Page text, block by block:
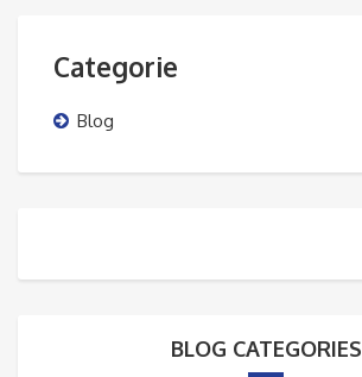
Categorie
Blog
BLOG CATEGORIES